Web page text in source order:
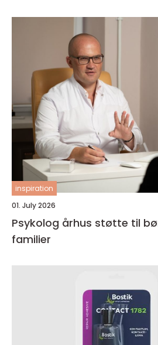
inspiration
01. July 2026
Psykolog århus støtte til børn, unge og deres
familier